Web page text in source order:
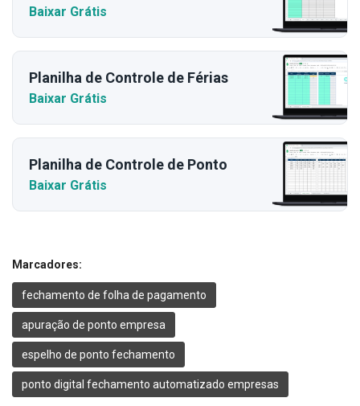
Baixar Grátis
Planilha de Controle de Férias
Baixar Grátis
Planilha de Controle de Ponto
Baixar Grátis
Marcadores:
fechamento de folha de pagamento
apuração de ponto empresa
espelho de ponto fechamento
ponto digital fechamento automatizado empresas